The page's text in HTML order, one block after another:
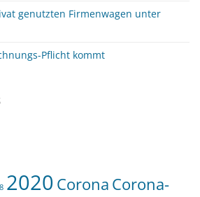
genutzten Firmenwagen unter
Pflicht kommt
2020 Corona Corona-